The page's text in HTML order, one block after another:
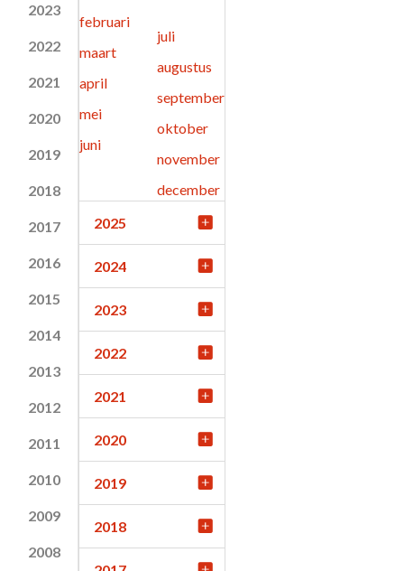
2023
2022
2021
2020
2019
2018
2017
2016
2015
2014
2013
2012
2011
2010
2009
2008
februari
maart
april
mei
juni
juli
augustus
september
oktober
november
december
2025
2024
2023
2022
2021
2020
2019
2018